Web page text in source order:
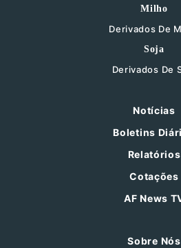
Milho
Derivados De
Soja
Derivados De
Notícias
Boletins
Relatórios
Cotações
AF News
Sobre Nós